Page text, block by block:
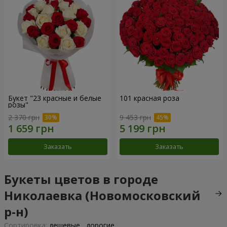
Букет "23 красные и белые
розы"
2 370 грн
Заказать
101 красная роза
9 453 грн
Заказать
Букеты цветов в городе
Николаевка (Новомосковский
р-н)